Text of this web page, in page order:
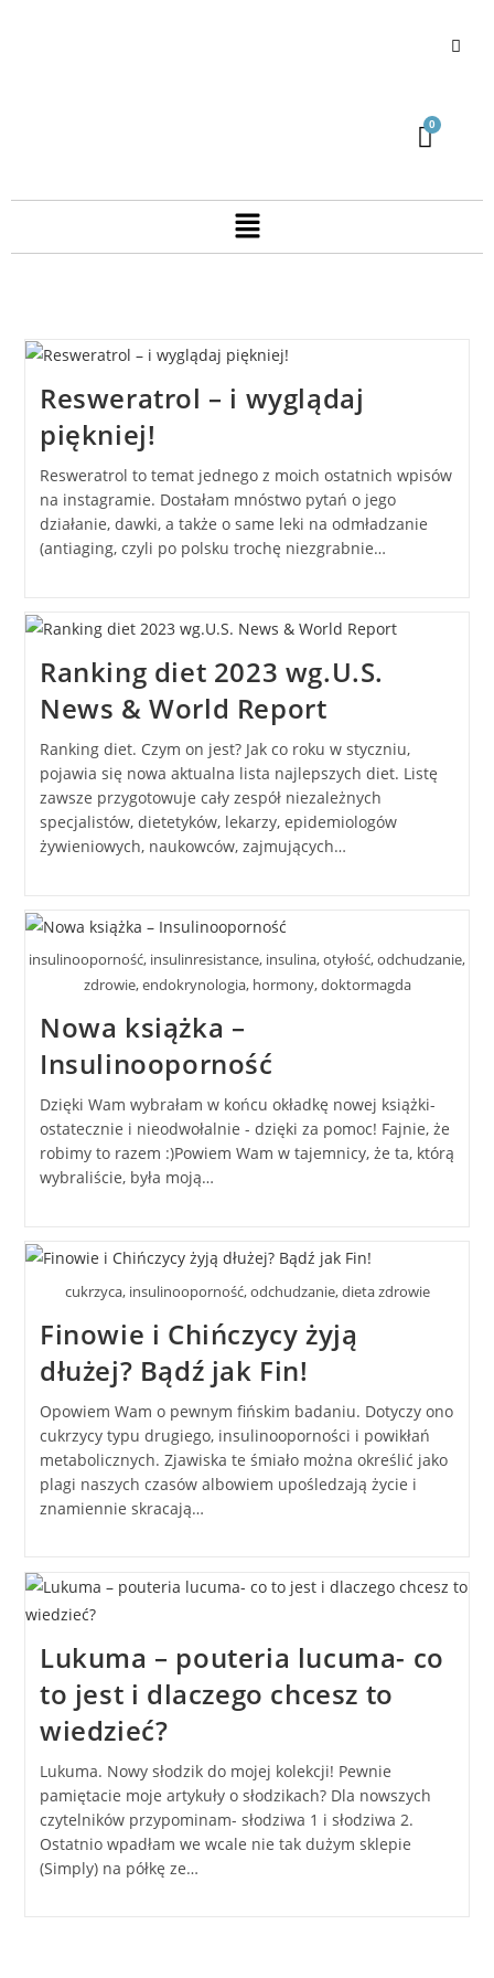
Resweratrol – i wyglądaj
piękniej!
Resweratrol to temat jednego z moich ostatnich wpisów
na instagramie. Dostałam mnóstwo pytań o jego
działanie, dawki, a także o same leki na odmładzanie
(antiaging, czyli po polsku trochę niezgrabnie…
Ranking diet 2023 wg.U.S.
News & World Report
Ranking diet. Czym on jest? Jak co roku w styczniu,
pojawia się nowa aktualna lista najlepszych diet. Listę
zawsze przygotowuje cały zespół niezależnych
specjalistów, dietetyków, lekarzy, epidemiologów
żywieniowych, naukowców, zajmujących…
insulinooporność, insulinresistance, insulina, otyłość, odchudzanie,
zdrowie, endokrynologia, hormony, doktormagda
Nowa książka –
Insulinooporność
Dzięki Wam wybrałam w końcu okładkę nowej książki-
ostatecznie i nieodwołalnie - dzięki za pomoc! Fajnie, że
robimy to razem :)Powiem Wam w tajemnicy, że ta, którą
wybraliście, była moją…
cukrzyca, insulinooporność, odchudzanie, dieta zdrowie
Finowie i Chińczycy żyją
dłużej? Bądź jak Fin!
Opowiem Wam o pewnym fińskim badaniu. Dotyczy ono
cukrzycy typu drugiego, insulinooporności i powikłań
metabolicznych. Zjawiska te śmiało można określić jako
plagi naszych czasów albowiem upośledzają życie i
znamiennie skracają…
Lukuma – pouteria lucuma- co
to jest i dlaczego chcesz to
wiedzieć?
Lukuma. Nowy słodzik do mojej kolekcji! Pewnie
pamiętacie moje artykuły o słodzikach? Dla nowszych
czytelników przypominam- słodziwa 1 i słodziwa 2.
Ostatnio wpadłam we wcale nie tak dużym sklepie
(Simply) na półkę ze…